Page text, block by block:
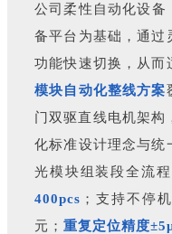
公司柔性自动化设备
备平台为基础，通过
功能快速切换，从而
模块自动化整线方案
门双驱直线电机架构
化标准设计理念与统
光模块组装段全流
400pcs ；支持不停
元； 重复定位精度